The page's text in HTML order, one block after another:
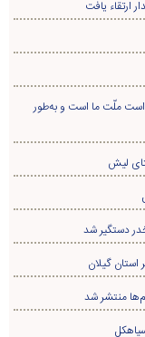
ملّت ما است و به‌طور
لیش
استان گیلان
منتشر شد